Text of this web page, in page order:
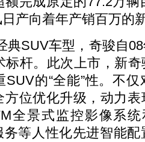
产向着年产销百万的
典SUV车型，奇骏自
标杆。此次上市，新
的“全能”性。不
位优化升级，动力
全景式监控影像系统
务等人性化先进智能